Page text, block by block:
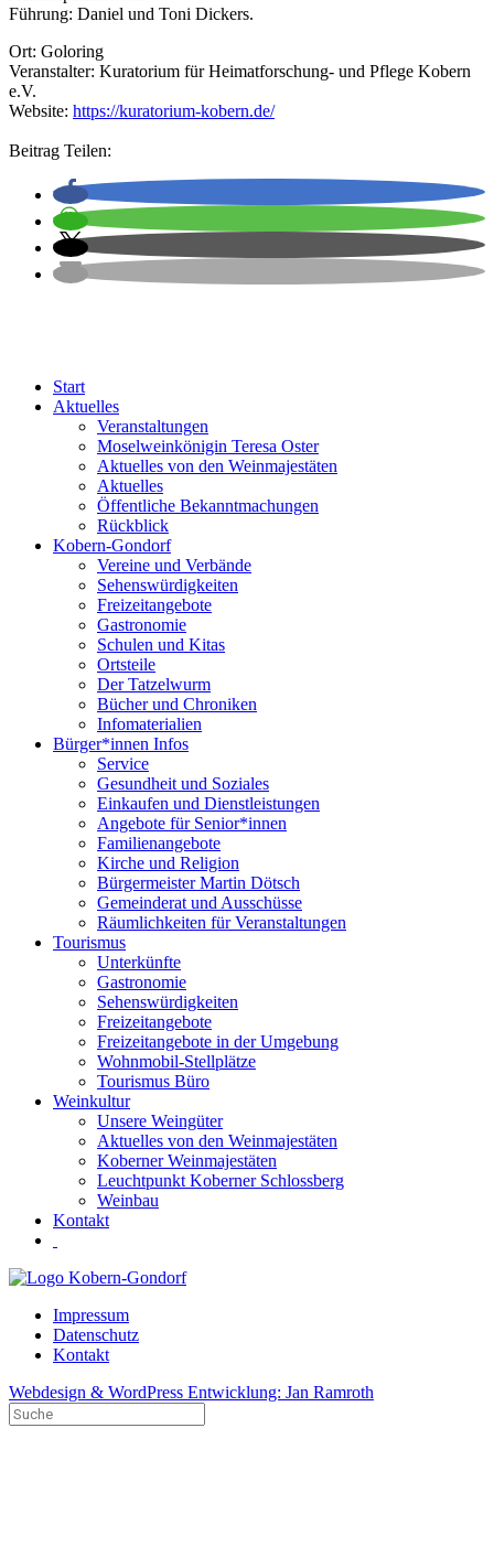
Führung: Daniel und Toni Dickers.
Ort: Goloring
Veranstalter: Kuratorium für Heimatforschung- und Pflege Kobern
e.V.
Website: https://kuratorium-kobern.de/
Beitrag Teilen:
Start
Aktuelles
Veranstaltungen
Moselweinkönigin Teresa Oster
Aktuelles von den Weinmajestäten
Aktuelles
Öffentliche Bekanntmachungen
Rückblick
Kobern-Gondorf
Vereine und Verbände
Sehenswürdigkeiten
Freizeitangebote
Gastronomie
Schulen und Kitas
Ortsteile
Der Tatzelwurm
Bücher und Chroniken
Infomaterialien
Bürger*innen Infos
Service
Gesundheit und Soziales
Einkaufen und Dienstleistungen
Angebote für Senior*innen
Familienangebote
Kirche und Religion
Bürgermeister Martin Dötsch
Gemeinderat und Ausschüsse
Räumlichkeiten für Veranstaltungen
Tourismus
Unterkünfte
Gastronomie
Sehenswürdigkeiten
Freizeitangebote
Freizeitangebote in der Umgebung
Wohnmobil-Stellplätze
Tourismus Büro
Weinkultur
Unsere Weingüter
Aktuelles von den Weinmajestäten
Koberner Weinmajestäten
Leuchtpunkt Koberner Schlossberg
Weinbau
Kontakt
Impressum
Datenschutz
Kontakt
Webdesign & WordPress Entwicklung: Jan Ramroth